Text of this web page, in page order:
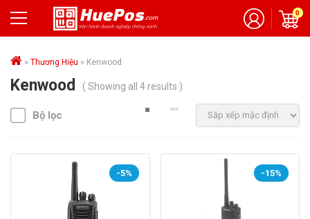
0
» Thương Hiệu » Kenwood
Kenwood ( Showing all 4 results )
Bộ lọc
-5% -15%